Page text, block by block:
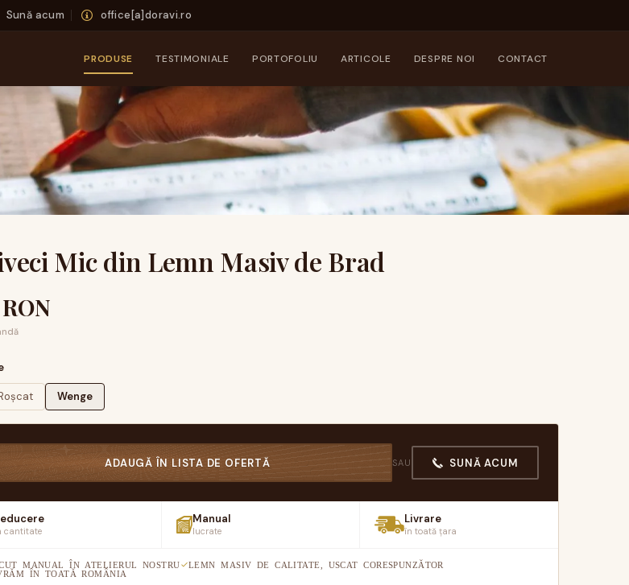
Sună acum office[a]doravi.ro
PRODUSE TESTIMONIALE PORTOFOLIU ARTICOLE DESPRE NOI CONTACT
Mic din Lemn Masiv de Brad
RON
Wenge
ADAUGĂ ÎN LISTA DE OFERTĂ SAU SUNĂ ACUM
cantitate
Manual
lucrate
Livrare
în toată țara
MANUAL ÎN ATELIERUL NOSTRU
LEMN MASIV DE CALITATE, USCAT CORESPUNZĂTOR
ÎN TOATĂ ROMÂNIA